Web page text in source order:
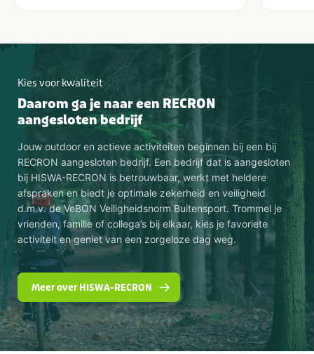
Kies voor kwaliteit
Daarom ga je naar een RECRON
aangesloten bedrijf
Jouw outdoor en actieve activiteiten beginnen bij een bij
RECRON aangesloten bedrijf. Een bedrijf dat is aangesloten
bij HISWA-RECRON is betrouwbaar, werkt met heldere
afspraken en biedt je optimale zekerheid en veiligheid
d.m.v. de VeBON Veiligheidsnorm Buitensport. Trommel je
vrienden, familie of collega’s bij elkaar, kies je favoriete
activiteit en geniet van een zorgeloze dag weg.
Meer over HISWA-RECRON